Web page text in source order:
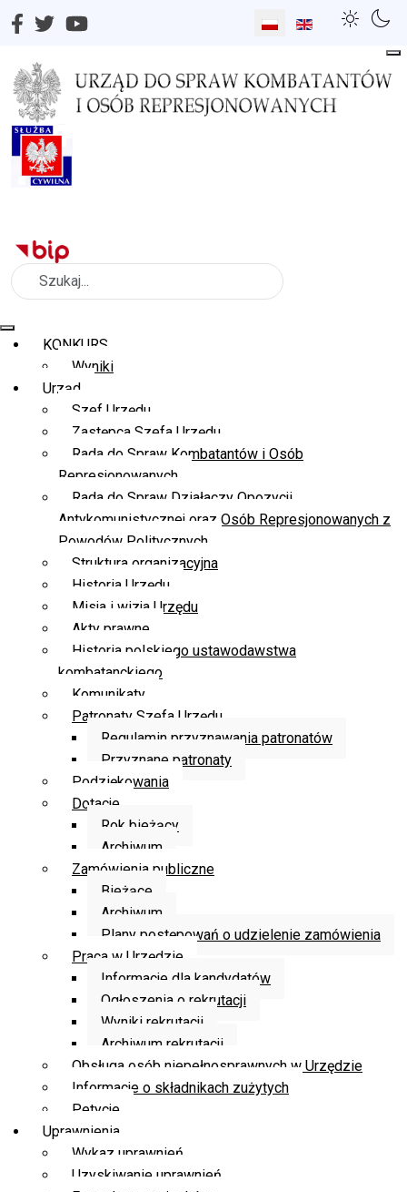
Wybierz swój język
Szukaj
KONKURS
Wyniki
Urząd
Szef Urzędu
Zastępca Szefa Urzędu
Rada do Spraw Kombatantów i Osób
Represjonowanych
Rada do Spraw Działaczy Opozycji
Antykomunistycznej oraz Osób Represjonowanych z
Powodów Politycznych
Struktura organizacyjna
Historia Urzędu
Misja i wizja Urzędu
Akty prawne
Historia polskiego ustawodawstwa
kombatanckiego
Komunikaty
Patronaty Szefa Urzędu
Regulamin przyznawania patronatów
Przyznane patronaty
Podziękowania
Dotacje
Rok bieżący
Archiwum
Zamówienia publiczne
Bieżące
Archiwum
Plany postępowań o udzielenie zamówienia
Praca w Urzędzie
Informacje dla kandydatów
Ogłoszenia o rekrutacji
Wyniki rekrutacji
Archiwum rekrutacji
Obsługa osób niepełnosprawnych w Urzędzie
Informacje o składnikach zużytych
Petycje
Uprawnienia
Wykaz uprawnień
Uzyskiwanie uprawnień